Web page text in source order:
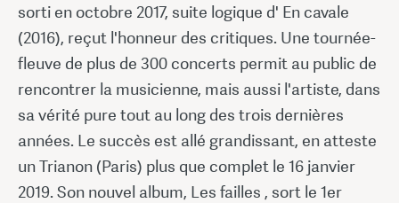
sorti en octobre 2017, suite logique d' En cavale
(2016), reçut l'honneur des critiques. Une tournée-
fleuve de plus de 300 concerts permit au public de
rencontrer la musicienne, mais aussi l'artiste, dans
sa vérité pure tout au long des trois dernières
années. Le succès est allé grandissant, en atteste
un Trianon (Paris) plus que complet le 16 janvier
2019. Son nouvel album, Les failles , sort le 1er